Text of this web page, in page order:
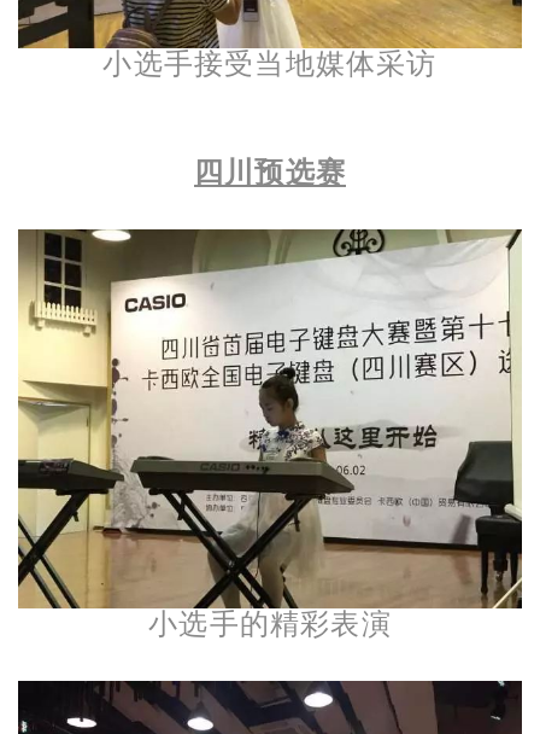
小选手接受当地媒体采访
四川预选赛
小选手的精彩表演